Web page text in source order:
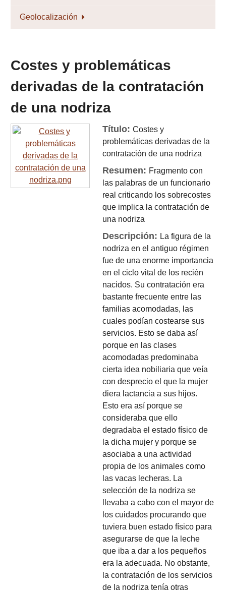
Geolocalización
Costes y problemáticas
derivadas de la contratación
de una nodriza
Título:Costes y
problemáticas derivadas de la
contratación de una nodriza
Resumen: Fragmento con
las palabras de un funcionario
real criticando los sobrecostes
que implica la contratación de
una nodriza
Descripción: La figura de la
nodriza en el antiguo régimen
fue de una enorme importancia
en el ciclo vital de los recién
nacidos. Su contratación era
bastante frecuente entre las
familias acomodadas, las
cuales podían costearse sus
servicios. Esto se daba así
porque en las clases
acomodadas predominaba
cierta idea nobiliaria que veía
con desprecio el que la mujer
diera lactancia a sus hijos.
Esto era así porque se
consideraba que ello
degradaba el estado físico de
la dicha mujer y porque se
asociaba a una actividad
propia de los animales como
las vacas lecheras. La
selección de la nodriza se
llevaba a cabo con el mayor de
los cuidados procurando que
tuviera buen estado físico para
asegurarse de que la leche
que iba a dar a los pequeños
era la adecuada. No obstante,
la contratación de los servicios
de la nodriza tenía otras